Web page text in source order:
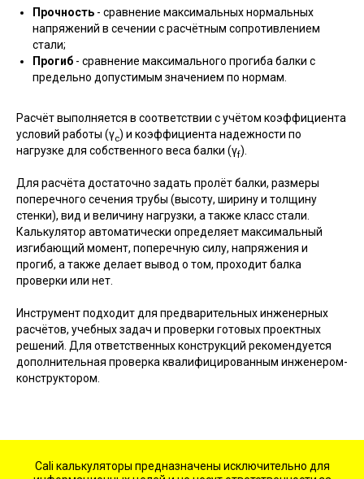
Прочность - сравнение максимальных нормальных
напряжений в сечении с расчётным сопротивлением
стали;
Прогиб - сравнение максимального прогиба балки с
предельно допустимым значением по нормам.
Расчёт выполняется в соответствии с учётом коэффициента
условий работы (γc) и коэффициента надежности по
нагрузке для собственного веса балки (γf).
Для расчёта достаточно задать пролёт балки, размеры
поперечного сечения трубы (высоту, ширину и толщину
стенки), вид и величину нагрузки, а также класс стали.
Калькулятор автоматически определяет максимальный
изгибающий момент, поперечную силу, напряжения и
прогиб, а также делает вывод о том, проходит балка
проверки или нет.
Инструмент подходит для предварительных инженерных
расчётов, учебных задач и проверки готовых проектных
решений. Для ответственных конструкций рекомендуется
дополнительная проверка квалифицированным инженером-
конструктором.
Cali калькуляторы предназначены исключительно для